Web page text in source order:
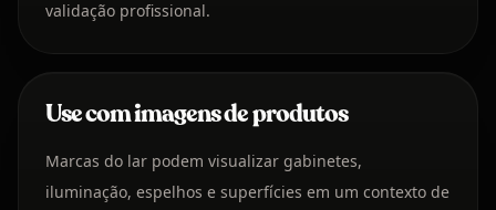
validação profissional.
Use com imagens de produtos
Marcas do lar podem visualizar gabinetes,
iluminação, espelhos e superfícies em um contexto de